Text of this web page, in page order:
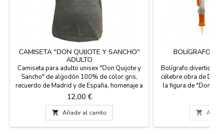
CAMISETA "DON QUIJOTE Y SANCHO"
ADULTO
Camiseta para adulto unisex "Don Quijote y
Sancho" de algodón 100% de color gris,
recuerdo de Madrid y de España, homenaje a
la célebre obra de D. Miguel de Cervantes,
obra de la literatura universal.
Precio
12,00 €
 Añadir al carrito
BOLÍGRAFO
Bolígrafo divertido
célebre obra de
la figura de "Don
D.Miguel de
Quijote de la
literatura española.
se acabe.
